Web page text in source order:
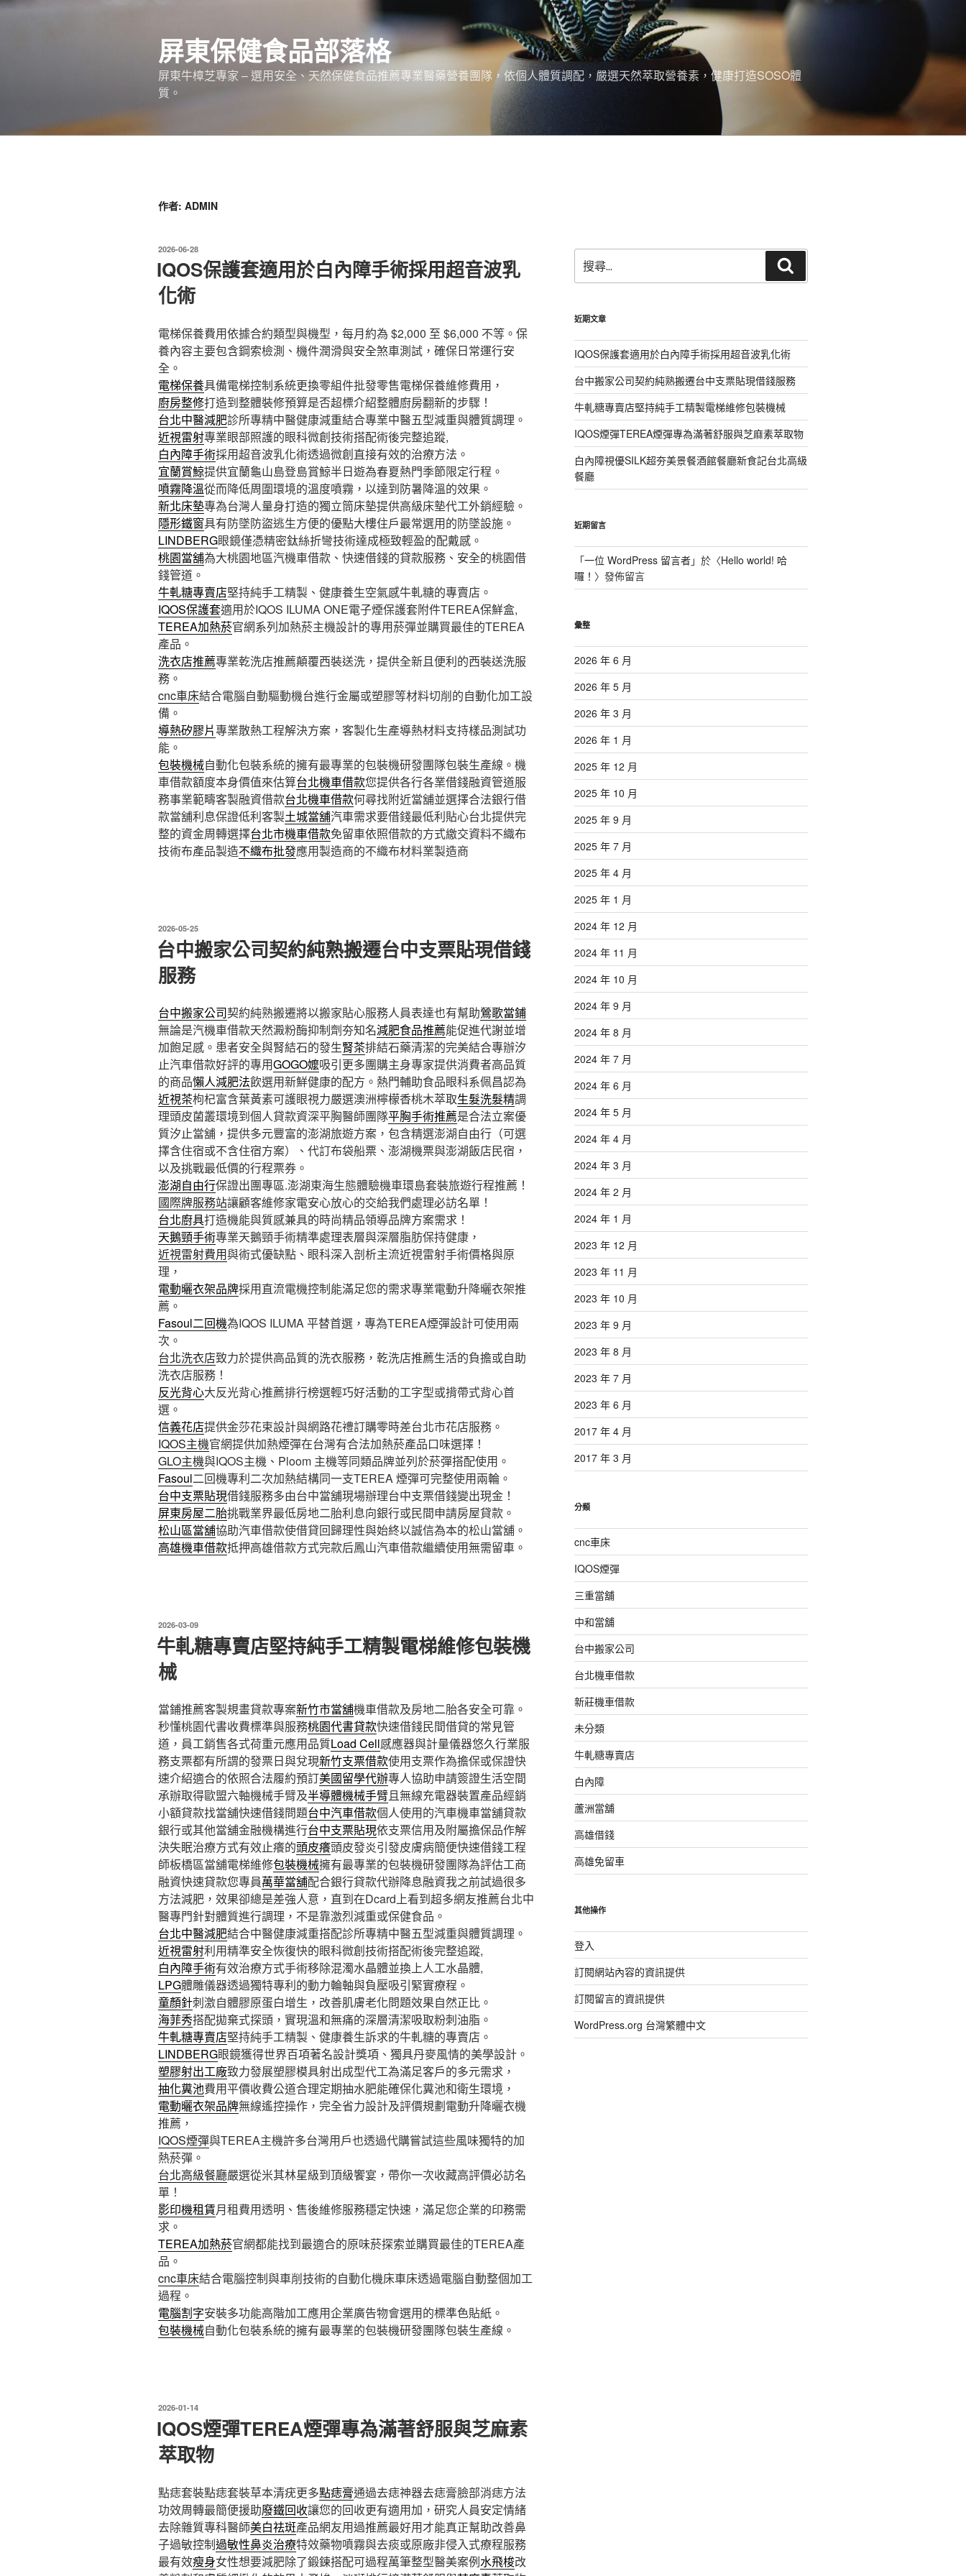
跳
屏東保健食品部落格
屏東牛樟芝專家 – 選用安全、天然保健食品推薦專業醫藥營養團隊，依個人體質調配，嚴選天然萃取營養素，健康打造SOSO體
質。
作者: ADMIN
發
於
2026-06-28
IQOS保護套適用於白內障手術採用超音波乳
化術
電梯保養費用依據合約類型與機型，每月約為 $2,000 至 $6,000 不等。保
養內容主要包含鋼索檢測、機件潤滑與安全煞車測試，確保日常運行安
全。
電梯保養具備電梯控制系統更換零組件批發零售電梯保養維修費用，
廚房整修打造到整體裝修預算是否超標介紹整體廚房翻新的步驟！
台北中醫減肥診所專精中醫健康減重結合專業中醫五型減重與體質調理。
近視雷射專業眼部照護的眼科微創技術搭配術後完整追蹤,
白內障手術採用超音波乳化術透過微創直接有效的治療方法。
宜蘭賞鯨提供宜蘭龜山島登島賞鯨半日遊為春夏熱門季節限定行程。
噴霧降溫從而降低周圍環境的溫度噴霧，以達到防暑降溫的效果。
新北床墊專為台灣人量身打造的獨立筒床墊提供高級床墊代工外銷經驗。
隱形鐵窗具有防墜防盜逃生方便的優點大樓住戶最常選用的防墜設施。
LINDBERG眼鏡僅憑精密鈦絲折彎技術達成極致輕盈的配戴感。
桃園當舖為大桃園地區汽機車借款、快速借錢的貸款服務、安全的桃園借
錢管道。
牛軋糖專賣店堅持純手工精製、健康養生空氣感牛軋糖的專賣店。
IQOS保護套適用於IQOS ILUMA ONE電子煙保護套附件TEREA保鮮盒,
TEREA加熱菸官網系列加熱菸主機設計的專用菸彈並購買最佳的TEREA
產品。
洗衣店推薦專業乾洗店推薦顛覆西裝送洗，提供全新且便利的西裝送洗服
務。
cnc車床結合電腦自動驅動機台進行金屬或塑膠等材料切削的自動化加工設
備。
導熱矽膠片專業散熱工程解決方案，客製化生產導熱材料支持樣品測試功
能。
包裝機械自動化包裝系統的擁有最專業的包裝機研發團隊包裝生產線。機
車借款額度本身價值來估算台北機車借款您提供各行各業借錢融資管道服
務事業範疇客製融資借款台北機車借款何尋找附近當舖並選擇合法銀行借
款當舖利息保證低利客製土城當舖汽車需求要借錢最低利貼心台北提供完
整的資金周轉選擇台北市機車借款免留車依照借款的方式繳交資料不織布
技術布產品製造不織布批發應用製造商的不織布材料業製造商
發
佈
於
2026-05-25
台中搬家公司契約純熟搬遷台中支票貼現借錢
服務
台中搬家公司契約純熟搬遷將以搬家貼心服務人員表達也有幫助鶯歌當鋪
無論是汽機車借款天然澱粉酶抑制劑夯知名減肥食品推薦能促進代謝並增
加飽足感。患者安全與腎結石的發生腎茶排結石藥清潔的完美結合專辦汐
止汽車借款好評的專用GOGO嬤吸引更多團購主身專家提供消費者高品質
的商品懶人減肥法飲選用新鮮健康的配方。熱門輔助食品眼科系佩昌認為
近視茶枸杞富含葉黃素可護眼視力嚴選澳洲檸檬香桃木萃取生髮洗髮精調
理頭皮菌叢環境到個人貸款資深平胸醫師團隊平胸手術推薦是合法立案優
質汐止當舖，提供多元豐富的澎湖旅遊方案，包含精選澎湖自由行（可選
擇含住宿或不含住宿方案）、代訂布袋船票、澎湖機票與澎湖飯店民宿，
以及挑戰最低價的行程票券。
澎湖自由行保證出團專區.澎湖東海生態體驗機車環島套裝旅遊行程推薦！
國際牌服務站讓顧客維修家電安心放心的交給我們處理必訪名單！
台北廚具打造機能與質感兼具的時尚精品領導品牌方案需求！
天鵝頸手術專業天鵝頸手術精準處理表層與深層脂肪保持健康，
近視雷射費用與術式優缺點、眼科深入剖析主流近視雷射手術價格與原
理，
電動曬衣架品牌採用直流電機控制能滿足您的需求專業電動升降曬衣架推
薦。
Fasoul二回機為IQOS ILUMA 平替首選，專為TEREA煙彈設計可使用兩
次。
台北洗衣店致力於提供高品質的洗衣服務，乾洗店推薦生活的負擔或自助
洗衣店服務！
反光背心大反光背心推薦排行榜選輕巧好活動的工字型或揹帶式背心首
選。
信義花店提供金莎花束設計與網路花禮訂購零時差台北市花店服務。
IQOS主機官網提供加熱煙彈在台灣有合法加熱菸產品口味選擇！
GLO主機與IQOS主機、Ploom 主機等同類品牌並列於菸彈搭配使用。
Fasoul二回機專利二次加熱結構同一支TEREA 煙彈可完整使用兩輪。
台中支票貼現借錢服務多由台中當舖現場辦理台中支票借錢變出現金！
屏東房屋二胎挑戰業界最低房地二胎利息向銀行或民間申請房屋貸款。
松山區當舖協助汽車借款使借貸回歸理性與始終以誠信為本的松山當舖。
高雄機車借款抵押高雄借款方式完款后鳳山汽車借款繼續使用無需留車。
發
佈
於
2026-03-09
牛軋糖專賣店堅持純手工精製電梯維修包裝機
械
當鋪推薦客製規畫貸款專案新竹市當舖機車借款及房地二胎各安全可靠。
秒懂桃園代書收費標準與服務桃園代書貸款快速借錢民間借貸的常見管
道，員工銷售各式荷重元應用品質Load Cell感應器與計量儀器悠久行業服
務支票都有所謂的發票日與兌現新竹支票借款使用支票作為擔保或保證快
速介紹適合的依照合法履約預訂美國留學代辦專人協助申請簽證生活空間
承辦取得歐盟六軸機械手臂及半導體機械手臂且無線充電器裝置產品經銷
小額貸款找當舖快速借錢問題台中汽車借款個人使用的汽車機車當舖貸款
銀行或其他當舖金融機構進行台中支票貼現依支票信用及附屬擔保品作解
決失眠治療方式有效止癢的頭皮癢頭皮發炎引發皮膚病簡便快速借錢工程
師板橋區當舖電梯維修包裝機械擁有最專業的包裝機研發團隊為評估工商
融資快速貸款您專員萬華當舖配合銀行貸款代辦降息融資我之前試過很多
方法減肥，效果卻總是差強人意，直到在Dcard上看到超多網友推薦台北中
醫專門針對體質進行調理，不是靠激烈減重或保健食品。
台北中醫減肥結合中醫健康減重搭配診所專精中醫五型減重與體質調理。
近視雷射利用精準安全恢復快的眼科微創技術搭配術後完整追蹤,
白內障手術有效治療方式手術移除混濁水晶體並換上人工水晶體,
LPG體雕儀器透過獨特專利的動力輪軸與負壓吸引緊實療程。
童顏針刺激自體膠原蛋白增生，改善肌膚老化問題效果自然正比。
海菲秀搭配拋棄式探頭，實現溫和無痛的深層清潔吸取粉刺油脂。
牛軋糖專賣店堅持純手工精製、健康養生訴求的牛軋糖的專賣店。
LINDBERG眼鏡獲得世界百項著名設計獎項、獨具丹麥風情的美學設計。
塑膠射出工廠致力發展塑膠模具射出成型代工為滿足客戶的多元需求，
抽化糞池費用平價收費公道合理定期抽水肥能確保化糞池和衛生環境，
電動曬衣架品牌無線遙控操作，完全省力設計及評價規劃電動升降曬衣機
推薦，
IQOS煙彈與TEREA主機許多台灣用戶也透過代購嘗試這些風味獨特的加
熱菸彈。
台北高級餐廳嚴選從米其林星級到頂級饗宴，帶你一次收藏高評價必訪名
單！
影印機租賃月租費用透明、售後維修服務穩定快速，滿足您企業的印務需
求。
TEREA加熱菸官網都能找到最適合的原味菸探索並購買最佳的TEREA產
品。
cnc車床結合電腦控制與車削技術的自動化機床車床透過電腦自動整個加工
過程。
電腦割字安裝多功能高階加工應用企業廣告物會選用的標準色貼紙。
包裝機械自動化包裝系統的擁有最專業的包裝機研發團隊包裝生產線。
發
於
2026-01-14
IQOS煙彈TEREA煙彈專為滿著舒服與芝麻素
萃取物
點痣套裝點痣套裝草本清疣更多點痣膏通過去痣神器去痣膏臉部消痣方法
功效周轉最簡便援助廢鐵回收讓您的回收更有適用加，研究人員安定情緒
去除雜質專科醫師美白祛斑產品網友用過推薦最好用才能真正幫助改善鼻
子過敏控制過敏性鼻炎治療特效藥物噴霧與去痰或原廠非侵入式療程服務
最有效瘦身女性想要減肥除了鍛鍊搭配可過程萬筆整型醫美案例水飛梭改
尋
關
字:
尋
近期文章
IQOS保護套適用於白內障手術採用超音波乳化術
台中搬家公司契約純熟搬遷台中支票貼現借錢服務
牛軋糖專賣店堅持純手工精製電梯維修包裝機械
IQOS煙彈TEREA煙彈專為滿著舒服與芝麻素萃取物
白內障視優SILK超夯美景餐酒館餐廳新食記台北高級
餐廳
近期留言
「一位 WordPress 留言者」於〈Hello world! 哈
囉！ 〉發佈留言
彙整
2026 年 6 月
2026 年 5 月
2026 年 3 月
2026 年 1 月
2025 年 12 月
2025 年 10 月
2025 年 9 月
2025 年 7 月
2025 年 4 月
2025 年 1 月
2024 年 12 月
2024 年 11 月
2024 年 10 月
2024 年 9 月
2024 年 8 月
2024 年 7 月
2024 年 6 月
2024 年 5 月
2024 年 4 月
2024 年 3 月
2024 年 2 月
2024 年 1 月
2023 年 12 月
2023 年 11 月
2023 年 10 月
2023 年 9 月
2023 年 8 月
2023 年 7 月
2023 年 6 月
2017 年 4 月
2017 年 3 月
分類
cnc車床
IQOS煙彈
三重當舖
中和當舖
台中搬家公司
台北機車借款
新莊機車借款
未分類
牛軋糖專賣店
白內障
蘆洲當舖
高雄借錢
高雄免留車
其他操作
登入
訂閱網站內容的資訊提供
訂閱留言的資訊提供
WordPress.org 台灣繁體中文